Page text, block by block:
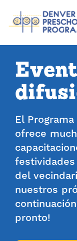
El
ofrece
del
nuestros
pronto!